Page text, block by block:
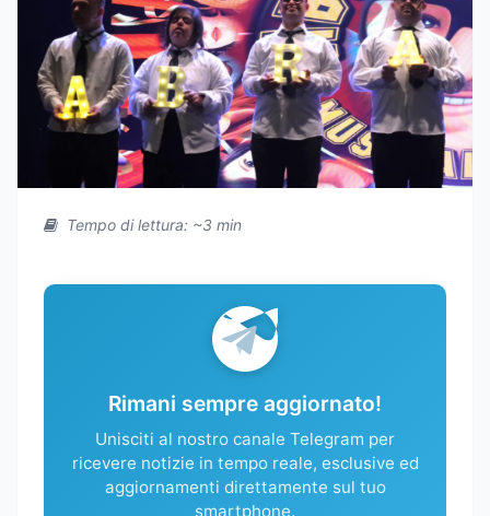
Tempo di lettura: ~3 min
Rimani sempre aggiornato!
Unisciti al nostro canale Telegram per
ricevere notizie in tempo reale, esclusive ed
aggiornamenti direttamente sul tuo
smartphone.